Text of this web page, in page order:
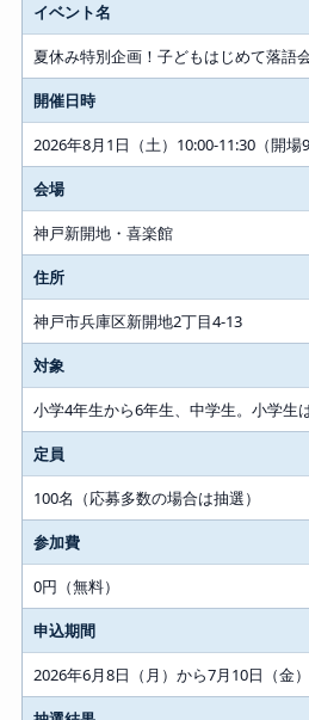
イベント名
夏休み特別企画！子どもはじめて落語
開催日時
2026年8月1日（土）10:00-11:30（開場
会場
神戸新開地・喜楽館
住所
神戸市兵庫区新開地2丁目4-13
対象
小学4年生から6年生、中学生。小学生
定員
100名（応募多数の場合は抽選）
参加費
0円（無料）
申込期間
2026年6月8日（月）から7月10日（金